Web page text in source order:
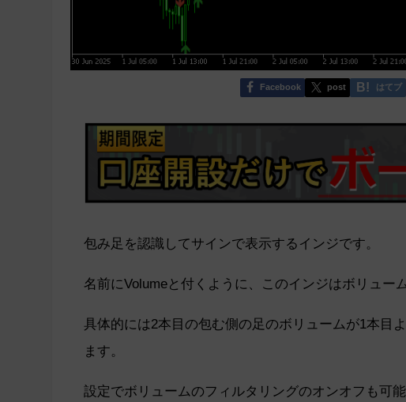
Facebook post はてブ
包み足を認識してサインで表示するインジです。
名前にVolumeと付くように、このインジはボリュー
具体的には2本目の包む側の足のボリュームが1本目
ます。
設定でボリュームのフィルタリングのオンオフも可能